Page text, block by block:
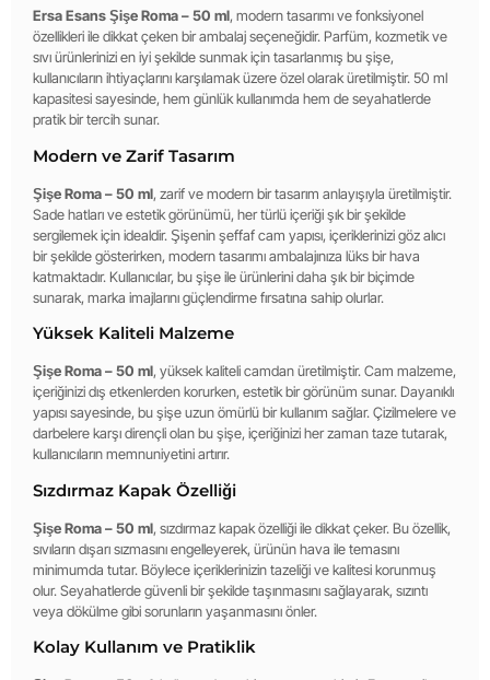
Ersa Esans Şişe Roma – 50 ml, modern tasarımı ve fonksiyonel
özellikleri ile dikkat çeken bir ambalaj seçeneğidir. Parfüm, kozmetik ve
sıvı ürünlerinizi en iyi şekilde sunmak için tasarlanmış bu şişe,
kullanıcıların ihtiyaçlarını karşılamak üzere özel olarak üretilmiştir. 50 ml
kapasitesi sayesinde, hem günlük kullanımda hem de seyahatlerde
pratik bir tercih sunar.
Modern ve Zarif Tasarım
Şişe Roma – 50 ml, zarif ve modern bir tasarım anlayışıyla üretilmiştir.
Sade hatları ve estetik görünümü, her türlü içeriği şık bir şekilde
sergilemek için idealdir. Şişenin şeffaf cam yapısı, içeriklerinizi göz alıcı
bir şekilde gösterirken, modern tasarımı ambalajınıza lüks bir hava
katmaktadır. Kullanıcılar, bu şişe ile ürünlerini daha şık bir biçimde
sunarak, marka imajlarını güçlendirme fırsatına sahip olurlar.
Yüksek Kaliteli Malzeme
Şişe Roma – 50 ml, yüksek kaliteli camdan üretilmiştir. Cam malzeme,
içeriğinizi dış etkenlerden korurken, estetik bir görünüm sunar. Dayanıklı
yapısı sayesinde, bu şişe uzun ömürlü bir kullanım sağlar. Çizilmelere ve
darbelere karşı dirençli olan bu şişe, içeriğinizi her zaman taze tutarak,
kullanıcıların memnuniyetini artırır.
Sızdırmaz Kapak Özelliği
Şişe Roma – 50 ml, sızdırmaz kapak özelliği ile dikkat çeker. Bu özellik,
sıvıların dışarı sızmasını engelleyerek, ürünün hava ile temasını
minimumda tutar. Böylece içeriklerinizin tazeliği ve kalitesi korunmuş
olur. Seyahatlerde güvenli bir şekilde taşınmasını sağlayarak, sızıntı
veya dökülme gibi sorunların yaşanmasını önler.
Kolay Kullanım ve Pratiklik